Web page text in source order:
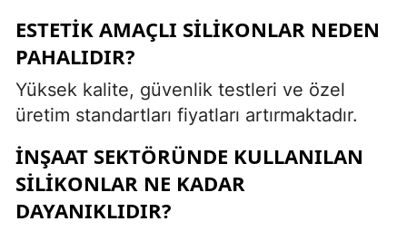
ESTETIK AMAÇLI SILIKONLAR NEDEN
PAHALIDIR?
Yüksek kalite, güvenlik testleri ve özel
üretim standartları fiyatları artırmaktadır.
İNŞAAT SEKTÖRÜNDE KULLANILAN
SILIKONLAR NE KADAR
DAYANIKLIDIR?